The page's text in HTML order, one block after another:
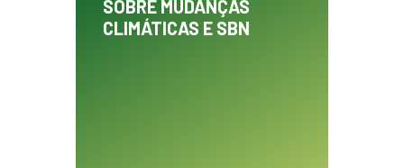
SOBRE MUDANÇAS
CLIMÁTICAS E SBN